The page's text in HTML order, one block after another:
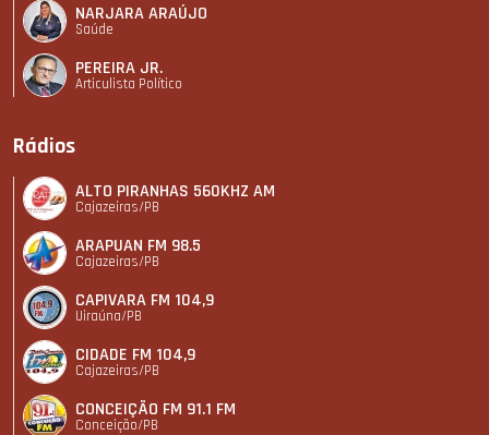
NARJARA ARAÚJO
Saúde
PEREIRA JR.
Articulista Polí­tico
Rádios
ALTO PIRANHAS 560KHZ AM
Cajazeiras/PB
ARAPUAN FM 98.5
Cajazeiras/PB
CAPIVARA FM 104,9
Uiraúna/PB
CIDADE FM 104,9
Cajazeiras/PB
CONCEIÇÃO FM 91.1 FM
Conceição/PB